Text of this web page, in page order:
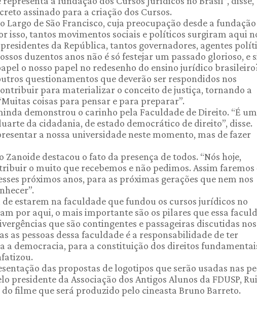
assinado para a criação dos Cursos.
de São Francisco, cuja preocupação desde a fundação
isso, tantos movimentos sociais e políticos surgiram aqui
da República, tantos governadores, agentes
duzentos anos não é só festejar um passado glorioso, e
o nosso papel no redesenho do ensino jurídico
questionamentos que deverão ser respondidos nos
para materializar o conceito de justiça, tornando a
coisas para pensar e para preparar”.
demonstrou o carinho pela Faculdade de Direito. “É
da cidadania, de estado democrático de direito”, disse.
a nossa universidade neste momento, mas de fazer
destacou o fato da presença de todos. “Nós hoje,
o muito que recebemos e não pedimos. Assim faremos
próximos anos, para as próximas gerações que nem nos
estarem na faculdade que fundou os cursos jurídicos no
por aqui, o mais importante são os pilares que essa
que são contingentes e passageiras discutidas nos
as pessoas dessa faculdade é a responsabilidade de ter
a democracia, para a constituição dos direitos
das propostas de logotipos que serão usadas nas
presidente da Associação dos Antigos Alunos da FDUSP, Rui
filme que será produzido pelo cineasta Bruno Barreto.